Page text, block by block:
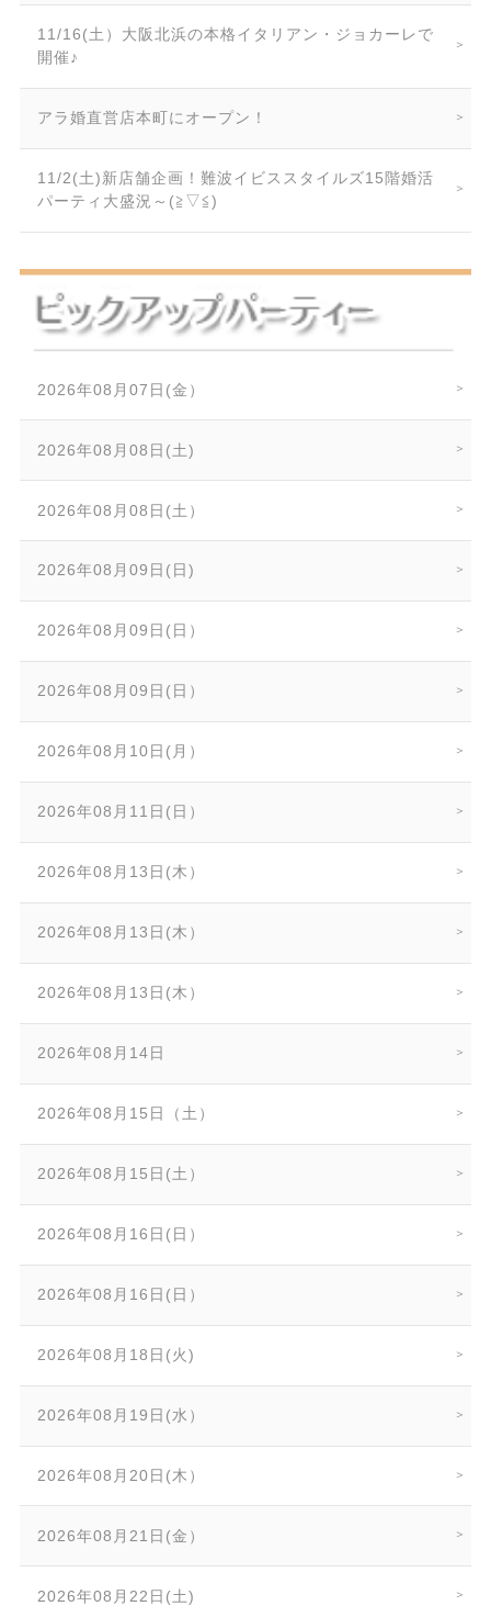
11/16(土）大阪北浜の本格イタリアン・ジョカーレで
開催♪
アラ婚直営店本町にオープン！
11/2(土)新店舗企画！難波イビススタイルズ15階婚活
パーティ大盛況～(≧▽≦)
2026年08月07日(金）
2026年08月08日(土)
2026年08月08日(土）
2026年08月09日(日)
2026年08月09日(日）
2026年08月09日(日）
2026年08月10日(月）
2026年08月11日(日）
2026年08月13日(木）
2026年08月13日(木）
2026年08月13日(木）
2026年08月14日
2026年08月15日（土）
2026年08月15日(土）
2026年08月16日(日）
2026年08月16日(日）
2026年08月18日(火)
2026年08月19日(水）
2026年08月20日(木）
2026年08月21日(金）
2026年08月22日(土)